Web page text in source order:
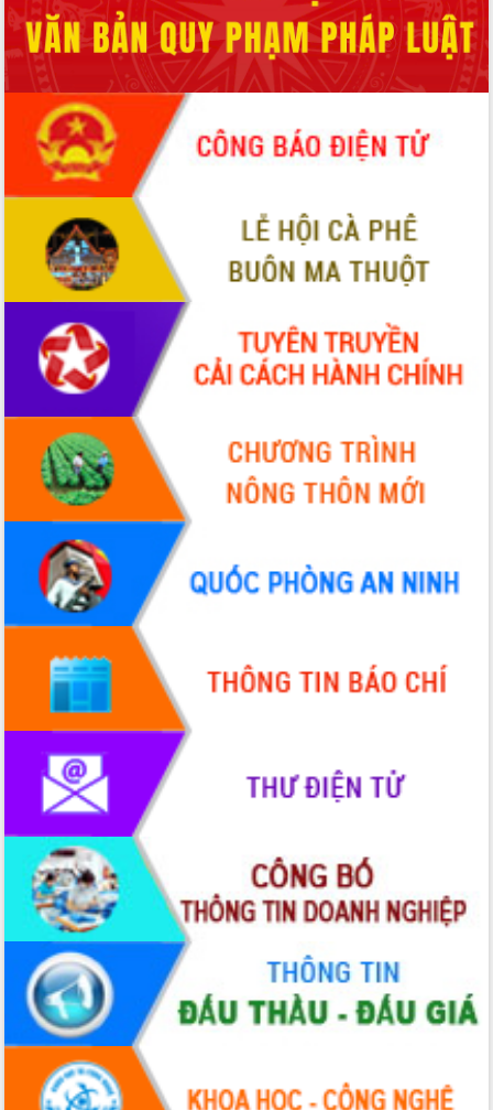
Diễn đàn Kinh tế tư nhân Việt Nam đột
phá cơ chế - Hợp tác công tư
Đề án 06 tạo bước ngoặt đột phá trong
cải cách hành chính tỉnh Đắk Lắk
Kết nối tour, đẩy mạnh chuyển đổi số
để phát triển du lịch Đắk Lắk
Khởi động Dự án Đầu tư xây dựng hạ
tầng kỹ thuật Cụm công nghiệp Tân
Tiến
Gặp mặt các cơ quan báo chí nhân Kỷ
niệm 101 năm Ngày Báo chí Cách
mạng Việt Nam
Đắk Lắk sơ kết 4 năm triển khai thực
hiện Đề án 06 của Chính phủ
Họp báo thông tin về Hội nghị Công bố
Quy hoạch và Xúc tiến đầu tư tỉnh Đắk
Khơi thông điểm nghẽn, đẩy nhanh
giải ngân vốn khắc phục thiên tai
HĐND tỉnh thông qua điều chỉnh Quy
hoạch tỉnh thời kỳ 2021-2030
Hội thảo góp ý hồ sơ điều chỉnh quy
hoạch tỉnh Đắk Lắk thời kỳ 2021-2030,
tầm nhìn đến năm 2050
Nâng cao hiệu quả hoạt động của các
doanh nghiệp nhà nước
Hội nghị triển khai kết nối mạng
truyền số liệu chuyên dùng phục vụ cơ
quan Đảng, Nhà nước
Lễ phát động chuỗi hoạt động chung
tay làm sạch môi trường
Xã Ea Kar bước chuyển mình trong
công tác cải cách hành chính mô hình
mới
UBND tỉnh họp báo định kỳ tháng 4
năm 2026
Hội thảo khoa học “Giải pháp thúc đẩy
phát triển nền kinh tế xanh tại tỉnh
Đắk Lắk”
Tăng cường giám sát, đôn đốc thực
hiện nhiệm vụ quản lý tài sản công
hàng tuần
Tháo gỡ những vướng mắc, đẩy mạnh
công tác cải cách thủ tục hành chính
tại Trung tâm Phục vụ hành chính
công tỉnh